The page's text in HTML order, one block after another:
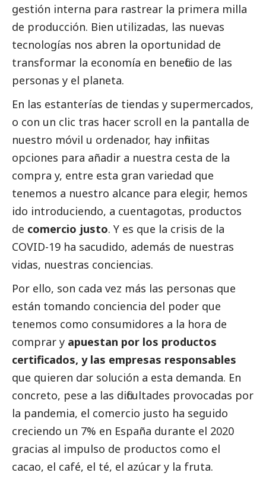
gestión interna para rastrear la primera milla
de producción. Bien utilizadas, las nuevas
tecnologías nos abren la oportunidad de
transformar la economía en beneficio de las
personas y el planeta.
En las estanterías de tiendas y supermercados,
o con un clic tras hacer scroll en la pantalla de
nuestro móvil u ordenador, hay infinitas
opciones para añadir a nuestra cesta de la
compra y, entre esta gran variedad que
tenemos a nuestro alcance para elegir, hemos
ido introduciendo, a cuentagotas, productos
de comercio justo. Y es que la crisis de la
COVID-19 ha sacudido, además de nuestras
vidas, nuestras conciencias.
Por ello, son cada vez más las personas que
están tomando conciencia del poder que
tenemos como consumidores a la hora de
comprar y apuestan por los productos
certificados, y las empresas responsables
que quieren dar solución a esta demanda. En
concreto, pese a las dificultades provocadas por
la pandemia, el comercio justo ha seguido
creciendo un 7% en España durante el 2020
gracias al impulso de productos como el
cacao, el café, el té, el azúcar y la fruta.